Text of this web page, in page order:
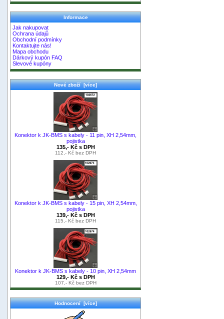
Informace
Jak nakupovat
Ochrana údajů
Obchodní podmínky
Kontaktujte nás!
Mapa obchodu
Dárkový kupón FAQ
Slevové kupóny
Nové zboží [více]
Konektor k JK-BMS s kabely - 11 pin, XH 2,54mm,
pojistka
135,- Kč s DPH
112,- Kč bez DPH
Konektor k JK-BMS s kabely - 15 pin, XH 2,54mm,
pojistka
139,- Kč s DPH
115,- Kč bez DPH
Konektor k JK-BMS s kabely - 10 pin, XH 2,54mm
129,- Kč s DPH
107,- Kč bez DPH
Hodnocení [více]